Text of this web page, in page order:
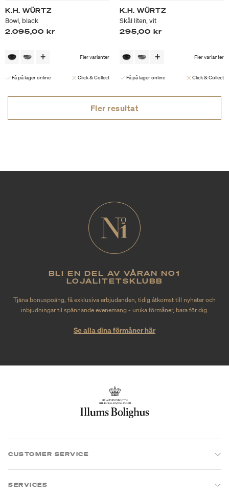
K.H. WÜRTZ
Bowl, black
2.095,00 kr
Fler varianter
Få på lager online Click & Collect
K.H. WÜRTZ
Skål liten, vit
295,00 kr
Fler varianter
Få på lager online Click & Collect
Fler resultat
BLI EN DEL AV VÅRAN NO1
LOJALITETSKLUBB
Tjäna bonuspoäng, få exklusiva erbjudanden, tidig åtkomst till nyheter och
inbjudningar til spännande evenemang - unika förmåner, bara för dig.
Se alla dina förmåner här
CUSTOMER SERVICE
SERVICES